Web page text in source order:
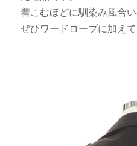
着こむほどに馴染み風合
ぜひワードローブに加えて